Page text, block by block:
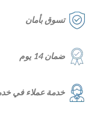
تسوق بأمان
ضمان 14 يوم
خدمة عملاء في